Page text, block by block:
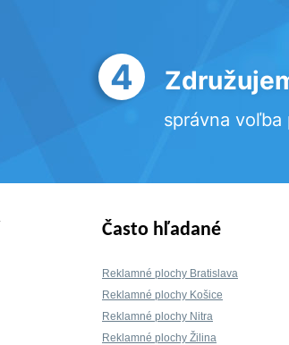
4
správna voľba
Často hľadané
Reklamné plochy Bratislava
Reklamné plochy Košice
Reklamné plochy Nitra
Reklamné plochy Žilina